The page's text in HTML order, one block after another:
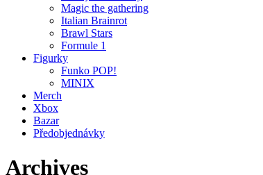
Magic the gathering
Italian Brainrot
Brawl Stars
Formule 1
Figurky
Funko POP!
MINIX
Merch
Xbox
Bazar
Předobjednávky
Archives